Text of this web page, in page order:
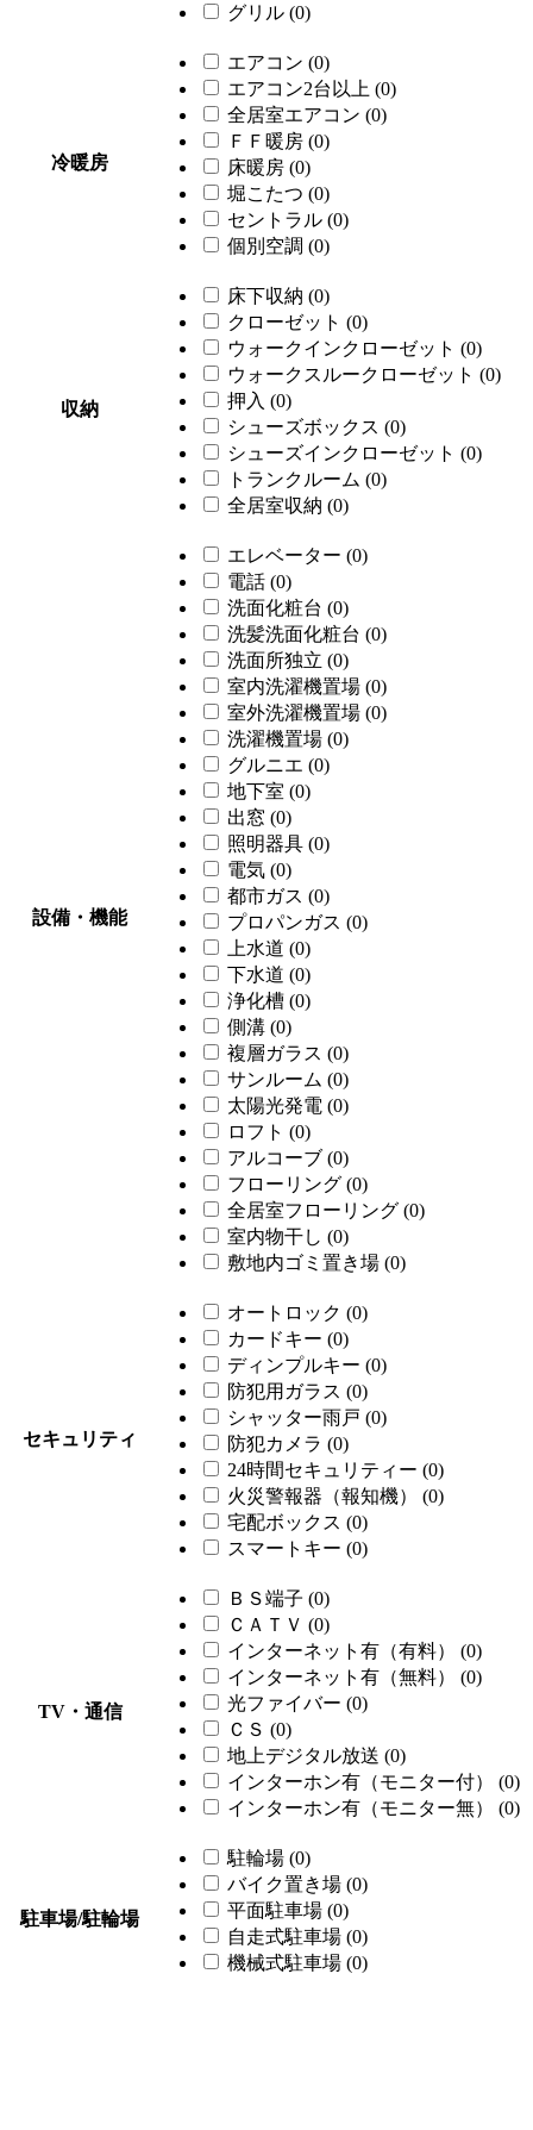
グリル (0)
冷暖房
エアコン (0)
エアコン2台以上 (0)
全居室エアコン (0)
ＦＦ暖房 (0)
床暖房 (0)
堀こたつ (0)
セントラル (0)
個別空調 (0)
収納
床下収納 (0)
クローゼット (0)
ウォークインクローゼット (0)
ウォークスルークローゼット (0)
押入 (0)
シューズボックス (0)
シューズインクローゼット (0)
トランクルーム (0)
全居室収納 (0)
設備・機能
エレベーター (0)
電話 (0)
洗面化粧台 (0)
洗髪洗面化粧台 (0)
洗面所独立 (0)
室内洗濯機置場 (0)
室外洗濯機置場 (0)
洗濯機置場 (0)
グルニエ (0)
地下室 (0)
出窓 (0)
照明器具 (0)
電気 (0)
都市ガス (0)
プロパンガス (0)
上水道 (0)
下水道 (0)
浄化槽 (0)
側溝 (0)
複層ガラス (0)
サンルーム (0)
太陽光発電 (0)
ロフト (0)
アルコーブ (0)
フローリング (0)
全居室フローリング (0)
室内物干し (0)
敷地内ゴミ置き場 (0)
セキュリティ
オートロック (0)
カードキー (0)
ディンプルキー (0)
防犯用ガラス (0)
シャッター雨戸 (0)
防犯カメラ (0)
24時間セキュリティー (0)
火災警報器（報知機） (0)
宅配ボックス (0)
スマートキー (0)
TV・通信
ＢＳ端子 (0)
ＣＡＴＶ (0)
インターネット有（有料） (0)
インターネット有（無料） (0)
光ファイバー (0)
ＣＳ (0)
地上デジタル放送 (0)
インターホン有（モニター付） (0)
インターホン有（モニター無） (0)
駐車場/駐輪場
駐輪場 (0)
バイク置き場 (0)
平面駐車場 (0)
自走式駐車場 (0)
機械式駐車場 (0)